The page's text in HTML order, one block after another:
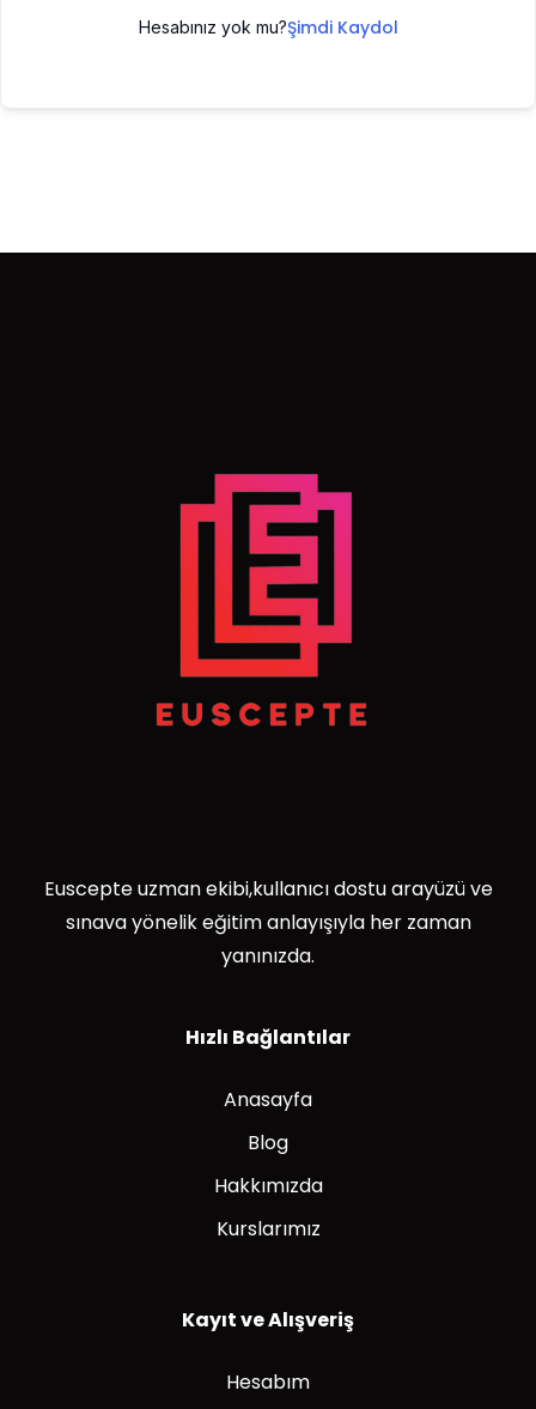
Hesabınız yok mu?Şimdi Kaydol
Euscepte uzman ekibi,kullanıcı dostu arayüzü ve
sınava yönelik eğitim anlayışıyla her zaman
yanınızda.
Hızlı Bağlantılar
Anasayfa
Blog
Hakkımızda
Kurslarımız
Kayıt ve Alışveriş
Hesabım